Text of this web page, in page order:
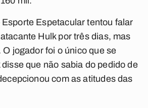
Espetacular tentou falar
Hulk por três dias, mas
jogador foi o único que se
que não sabia do pedido de
com as atitudes das